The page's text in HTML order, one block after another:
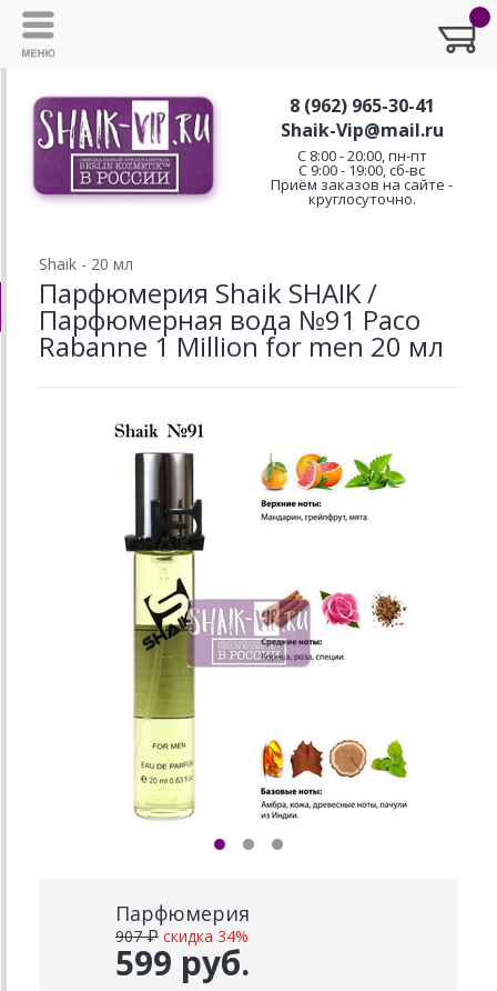
8 (962) 965-30-41
Shaik-Vip@mail.ru
C 8:00 - 20:00, пн-пт
С 9:00 - 19:00, сб-вс
Приём заказов на сайте -
круглосуточно.
Shaik - 20 мл
Парфюмерия Shaik SHAIK /
Парфюмерная вода №91 Paco
Rabanne 1 Million for men 20 мл
Парфюмерия
599 руб.
907 ₽ скидка 34%